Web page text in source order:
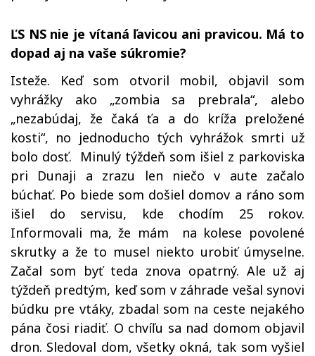
ĽS NS nie je vítaná ľavicou ani pravicou. Má to
dopad aj na vaše súkromie?
Isteže. Keď som otvoril mobil, objavil som
vyhrážky ako „zombia sa prebrala“, alebo
„nezabúdaj, že čaká ťa a do kríža preložené
kosti“, no jednoducho tých vyhrážok smrti už
bolo dosť. Minulý týždeň som išiel z parkoviska
pri Dunaji a zrazu len niečo v aute začalo
búchať. Po biede som došiel domov a ráno som
išiel do servisu, kde chodím 25 rokov.
Informovali ma, že mám na kolese povolené
skrutky a že to musel niekto urobiť úmyselne.
Začal som byť teda znova opatrný. Ale už aj
týždeň predtým, keď som v záhrade vešal synovi
búdku pre vtáky, zbadal som na ceste nejakého
pána čosi riadiť. O chvíľu sa nad domom objavil
dron. Sledoval dom, všetky okná, tak som vyšiel